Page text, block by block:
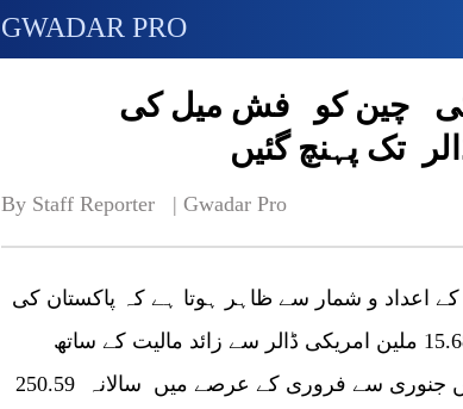
GWADAR PRO
کی چین کو فش میل کی
By Staff Reporter   | Gwadar Pro
اعداد و شمار سے ظاہر ہوتا ہے کہ پاکستان کی
چین کو فش میل کی برآمدات 15.68 ملین امریکی ڈالر سے زائد مالیت کے ساتھ
13,866 ٹن تک پہنچ گئی، جس میں جنوری سے فروری کے عرصے میں سالانہ 250.59